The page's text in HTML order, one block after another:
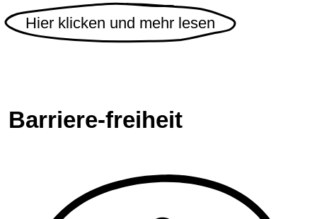
Hier klicken und mehr lesen
Barriere-freiheit